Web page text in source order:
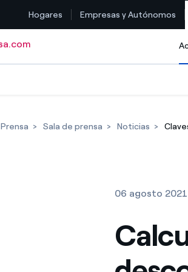
Hogares Empresas y Autónomos
Prensa Sala de prensa Noticias
06 agosto 2021